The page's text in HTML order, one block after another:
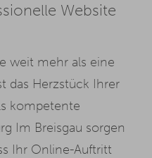
Website
weit mehr als eine
das Herzstück Ihrer
kompetente
Im Breisgau sorgen
Ihr Online-Auftritt